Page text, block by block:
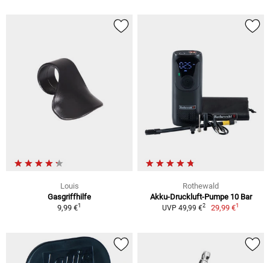
Louis
Gasgriffhilfe
9,99 €1
Rothewald
Akku-Druckluft-Pumpe 10 Bar
UVP 49,99 €2 29,99 €1